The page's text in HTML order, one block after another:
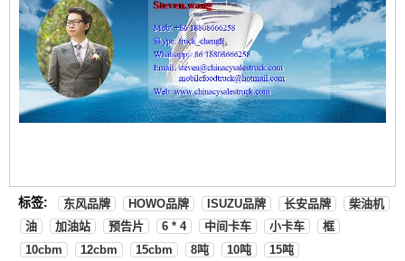
标签: 东风品牌 HOWO品牌 ISUZU品牌 长安品牌
柴油机
油
加油站 预告片 6 * 4 中间卡车 小卡车
框
10cbm
12cbm 15cbm 8吨 10吨 15吨